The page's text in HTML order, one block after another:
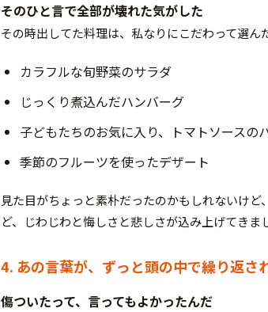
そのひと言で全部が壊れた気がした
その時出してた料理は、私なりにこだわって選ん
カラフルな旬野菜のサラダ
じっくり煮込んだハンバーグ
子どもたちのお気に入り、トマトソースの
季節のフルーツを使ったデザート
見た目がちょっと素朴だったのかもしれないけ
ど、じわじわと悔しさと悲しさが込み上げてきま
4. あの言葉が、ずっと頭の中で繰り返さ
傷ついたって、言ってもよかったんだ